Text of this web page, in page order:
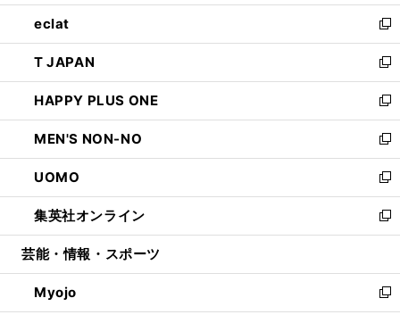
開
く
ウ
で
開
く
ン
ド
ウ
で
開
く
ウ
ィ
ン
ド
ウ
で
開
く
し
い
ウ
ィ
ン
ド
ウ
で
開
く
eclat
新
し
い
ウ
ィ
ン
ド
ウ
で
開
く
T JAPAN
新
し
い
ウ
ィ
ン
ド
ウ
で
開
HAPPY PLUS ONE
新
し
い
ウ
ィ
ン
ド
ウ
開
く
MEN'S NON-NO
新
し
い
ウ
ィ
ン
ウ
で
開
UOMO
新
し
い
ウ
ン
ド
ウ
集英社オンライン
新
し
ウ
ィ
ン
芸能・情報・スポーツ
Myojo
新
し